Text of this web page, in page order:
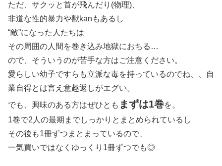
ただ、サクッと首が飛んだり(物理)、
非道な性的暴力や獣kanもあるし
“敵”になった人たちは
その周囲の人間を巻き込み地獄におちる…
ので、そういうのが苦手な方はご注意ください。
愛らしい幼子ですらも立派な毒を持っているのでね、、自
業自得とは言え意趣返しがエグい。
でも、興味のある方はぜひとも まずは1巻を。
1巻で2人の最期までしっかりとまとめられているし
その後も1冊ずつまとまっているので、
一気買いではなくゆっくり1冊ずつでも◎